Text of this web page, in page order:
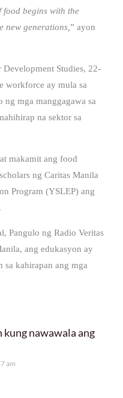
begins with the
new generations, ” ayon
Studies, 22-
workforce ay mula sa
mga manggagawa sa
na sektor sa
makamit ang food
ng Caritas Manila
Program (YSLEP) ang
Pangulo ng Radio Veritas
ang edukasyon ay
sa kahirapan ang mga
kung nawawala ang
am